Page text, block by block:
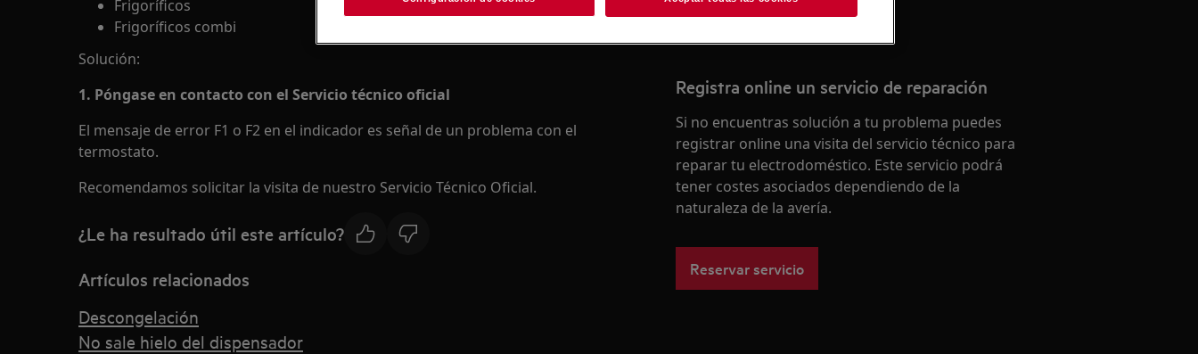
Frigoríficos
Frigoríficos combi
Solución:
1. Póngase en contacto con el Servicio técnico oficial
El mensaje de error F1 o F2 en el indicador es señal de un problema con el
termostato.
Recomendamos solicitar la visita de nuestro Servicio Técnico Oficial.
¿Le ha resultado útil este artículo?
Artículos relacionados
Descongelación
No sale hielo del dispensador
Registra online un servicio de reparación
Si no encuentras solución a tu problema puedes
registrar online una visita del servicio técnico para
reparar tu electrodoméstico. Este servicio podrá
tener costes asociados dependiendo de la
naturaleza de la avería.
Reservar servicio